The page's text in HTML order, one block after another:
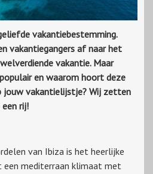
vakantiebestemming.
vakantiegangers af naar het
vakantie. Maar
en waarom hoort deze
jouw vakantielijstje? Wij zetten
rij!
van Ibiza is het heerlijke
mediterraan klimaat met